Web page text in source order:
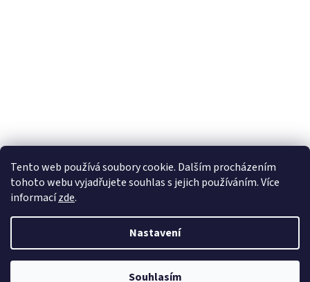
Tento web používá soubory cookie. Dalším procházením
tohoto webu vyjadřujete souhlas s jejich používáním. Více
informacízde.
Nastavení
Souhlasím